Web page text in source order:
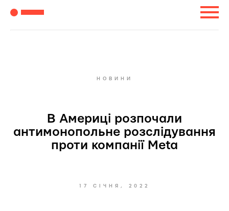
НОВИНИ
В Америці розпочали
антимонопольне розслідування
проти компанії Meta
17 СІЧНЯ, 2022